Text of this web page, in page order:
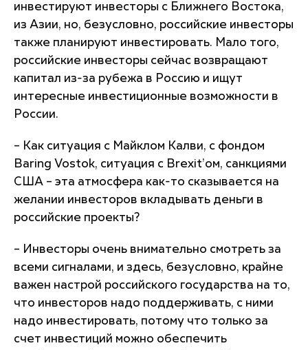
инвестируют инвесторы с Ближнего Востока,
из Азии, но, безусловно, российские инвесторы
также планируют инвестировать. Мало того,
российские инвесторы сейчас возвращают
капитал из-за рубежа в Россию и ищут
интересные инвестиционные возможности в
России.
– Как ситуация с Майклом Калви, с фондом
Baring Vostok, ситуация с Brexit’ом, санкциями
США – эта атмосфера как-то сказывается на
желании инвесторов вкладывать деньги в
российские проекты?
– Инвесторы очень внимательно смотреть за
всеми сигналами, и здесь, безусловно, крайне
важен настрой российского государства на то,
что инвесторов надо поддерживать, с ними
надо инвестировать, потому что только за
счет инвестиций можно обеспечить